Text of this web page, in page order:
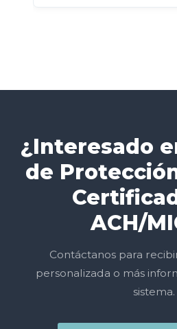
¿Interesado
de
ACH/
Contáctanos para
personalizada o más
sistema.